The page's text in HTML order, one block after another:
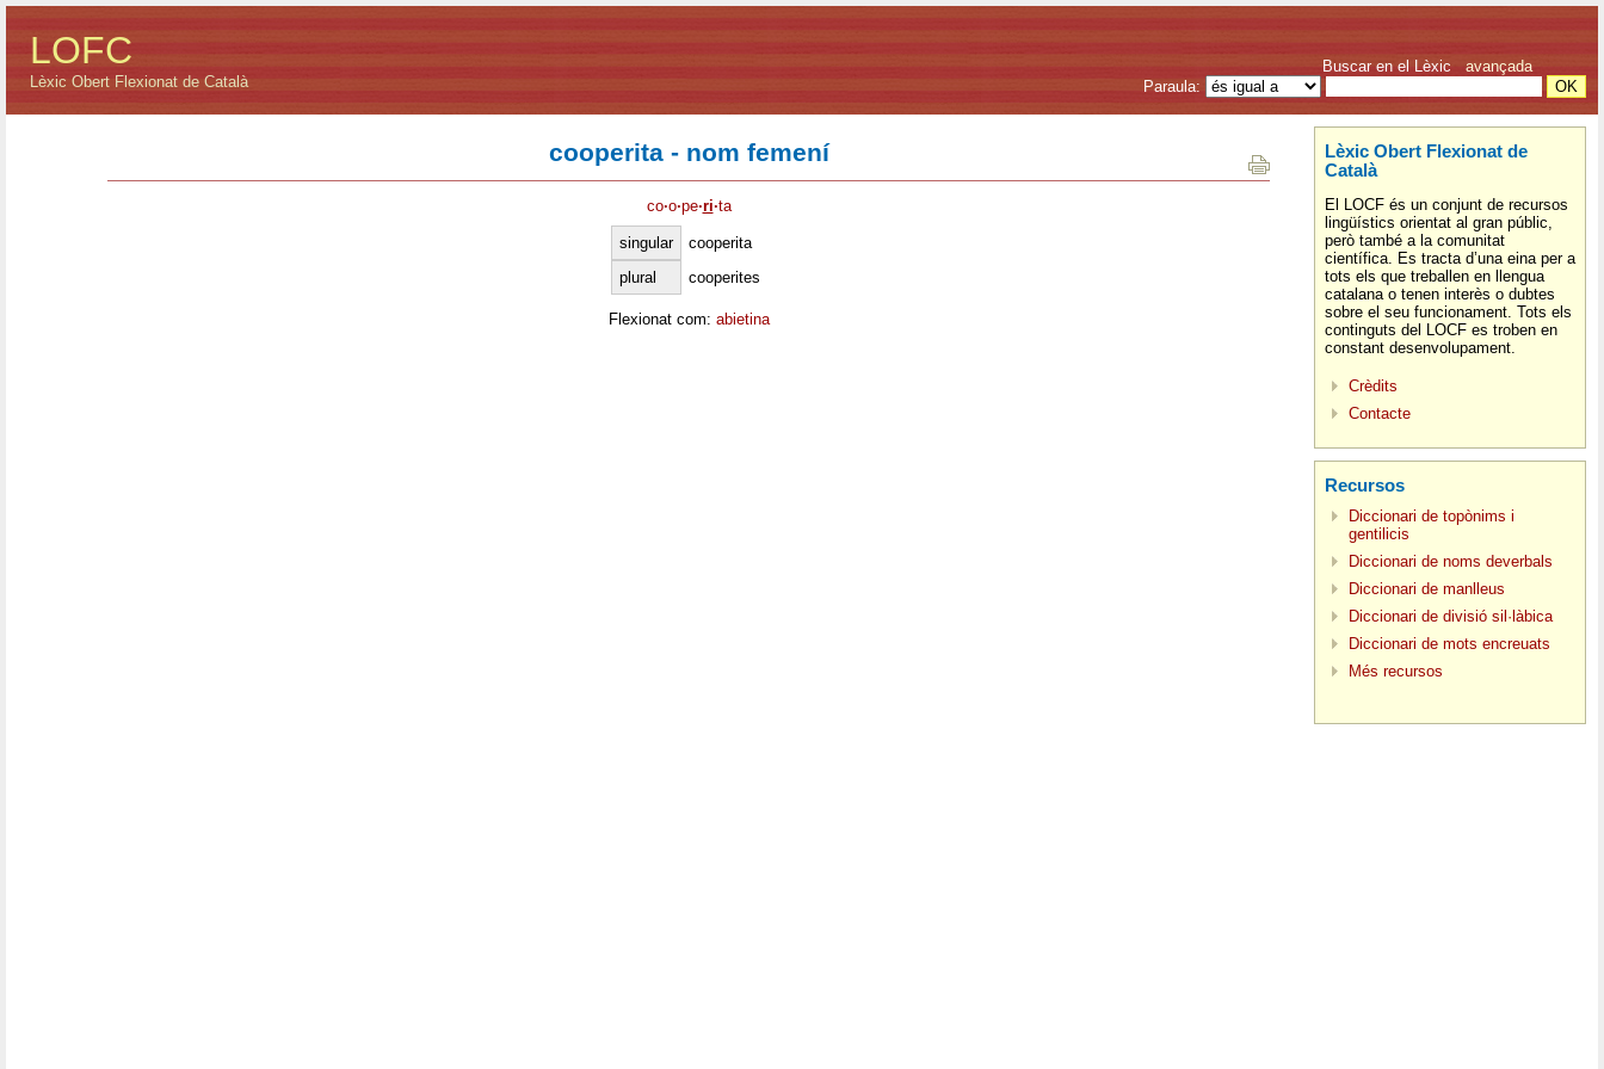
LOFC
Lèxic Obert Flexionat de Català
Buscar en el Lèxic avançada
Paraula:
cooperita - nom femení
co·o·pe·ri·ta
singular
cooperita
plural
cooperites
Flexionat com: abietina
Lèxic Obert Flexionat de
Català
El LOCF és un conjunt de recursos
lingüístics orientat al gran públic,
però també a la comunitat
científica. Es tracta d’una eina per a
tots els que treballen en llengua
catalana o tenen interès o dubtes
sobre el seu funcionament. Tots els
continguts del LOCF es troben en
constant desenvolupament.
Crèdits
Contacte
Recursos
Diccionari de topònims i
gentilicis
Diccionari de noms deverbals
Diccionari de manlleus
Diccionari de divisió sil·làbica
Diccionari de mots encreuats
Més recursos